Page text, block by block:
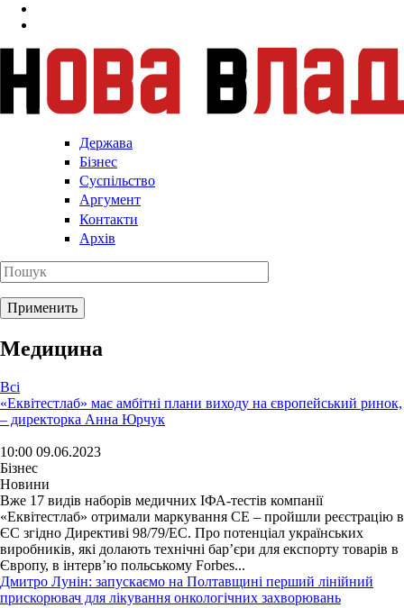
Держава
Бізнес
Суспільство
Аргумент
Контакти
Архів
Медицина
Всі
«Еквітестлаб» має амбітні плани виходу на європейський ринок,
– директорка Анна Юрчук
10:00 09.06.2023
Бізнес
Новини
Вже 17 видів наборів медичних ІФА-тестів компанії
«Еквітестлаб» отримали маркування CE – пройшли реєстрацію в
ЄС згідно Директиві 98/79/ЕС. Про потенціал українських
виробників, які долають технічні бар’єри для експорту товарів в
Європу, в інтерв’ю польському Forbes...
Дмитро Лунін: запускаємо на Полтавщині перший лінійний
прискорювач для лікування онкологічних захворювань